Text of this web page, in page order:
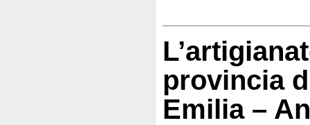
provincia
Emilia –